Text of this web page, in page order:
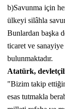
b)Savunma için
ülkeyi silâhla
Bunlardan başka
ticaret ve
bulunmaktadır.
Atatürk,
"Bizim takip
esas tutmakla